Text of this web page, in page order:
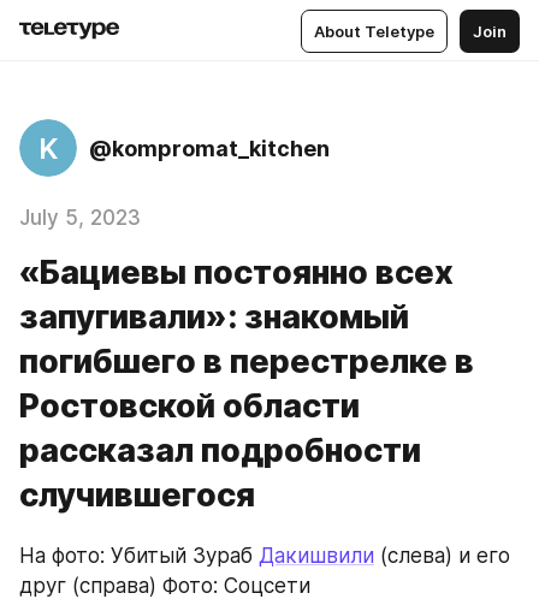
About Teletype Join
K @kompromat_kitchen
July 5, 2023
«Бациевы постоянно всех
запугивали»: знакомый
погибшего в перестрелке в
Ростовской области
рассказал подробности
случившегося
На фото: Убитый Зураб Дакишвили (слева) и его
друг (справа) Фото: Соцсети